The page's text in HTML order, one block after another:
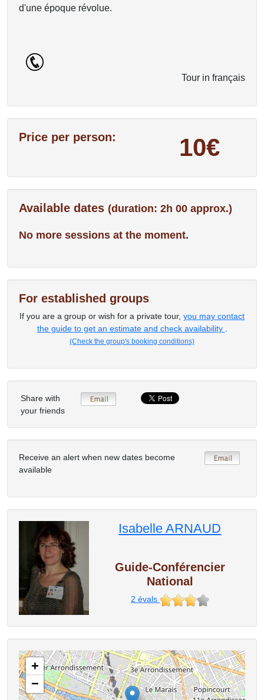
d'une époque révolue.
Tour in français
Price per person: 10€
Available dates (duration: 2h 00 approx.)
No more sessions at the moment.
For established groups
If you are a group or wish for a private tour, you may contact
the guide to get an estimate and check availability
(Check the group's booking conditions)
Share with
your friends
Receive an alert when new dates become
available
Isabelle ARNAUD
Guide-Conférencier
National
2 évals
+
−